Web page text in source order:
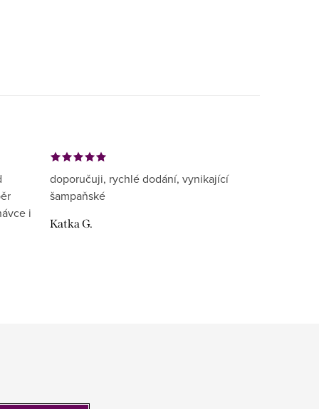
i
doporučuji, rychlé dodání, vynikající
šampaňské
Katka G.